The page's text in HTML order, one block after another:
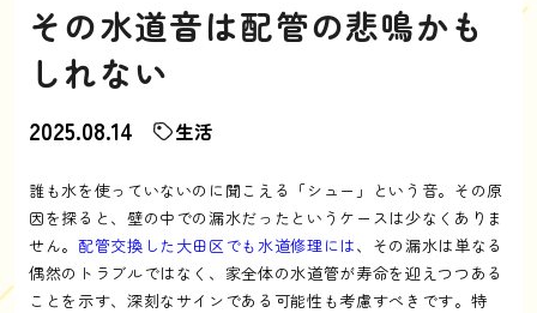
その水道音は配管の悲鳴かも
しれない
2025.08.14 生活
誰も水を使っていないのに聞こえる「シュー」という音。その原
因を探ると、壁の中での漏水だったというケースは少なくありま
せん。 配管交換した大田区でも水道修理には、その漏水は単なる
偶然のトラブルではなく、家全体の水道管が寿命を迎えつつある
ことを示す、深刻なサインである可能性も考慮すべきです。特